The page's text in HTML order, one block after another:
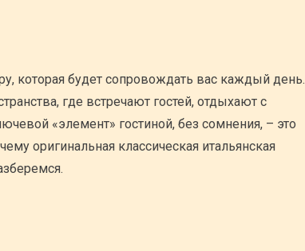
которая будет сопровождать вас каждый день.
где встречают гостей, отдыхают с
«элемент» гостиной, без сомнения, – это
оригинальная классическая итальянская